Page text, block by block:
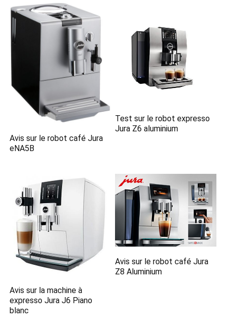
Avis sur le robot café Jura
eNA5B
Test sur le robot expresso
Jura Z6 aluminium
Avis sur la machine à
expresso Jura J6 Piano
blanc
Avis sur le robot café Jura
Z8 Aluminium